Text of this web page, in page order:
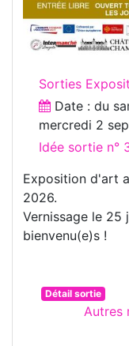
Sorties
Date : du
mercredi 2
Idée sortie n°
Exposition d'art
2026.
Vernissage le 25
bienvenu(e)s !
Détail sortie
Autres